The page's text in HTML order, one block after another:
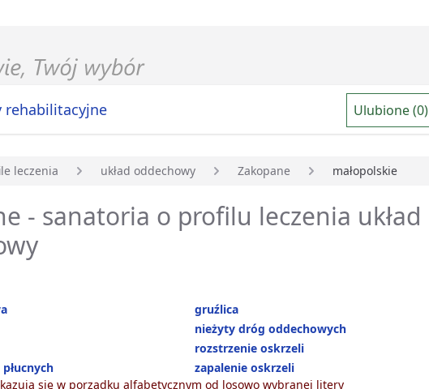
rehabilitacyjne Ulubione (0)
leczenia układ oddechowy Zakopane małopolskie
- sanatoria o profilu leczenia układ
gruźlica
nieżyty dróg oddechowych
rozstrzenie oskrzeli
zapalenie oskrzeli
się w porządku alfabetycznym od losowo wybranej litery